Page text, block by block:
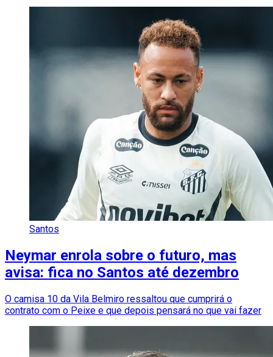
Santos
Neymar enrola sobre o futuro, mas
avisa: fica no Santos até dezembro
O camisa 10 da Vila Belmiro ressaltou que cumprirá o
contrato com o Peixe e que depois pensará no que vai fazer